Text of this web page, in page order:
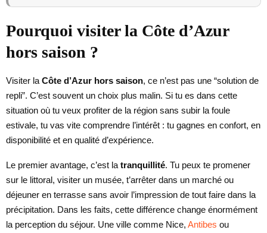
Pourquoi visiter la Côte d’Azur
hors saison ?
Visiter la Côte d’Azur hors saison, ce n’est pas une “solution de
repli”. C’est souvent un choix plus malin. Si tu es dans cette
situation où tu veux profiter de la région sans subir la foule
estivale, tu vas vite comprendre l’intérêt : tu gagnes en confort, en
disponibilité et en qualité d’expérience.
Le premier avantage, c’est la tranquillité. Tu peux te promener
sur le littoral, visiter un musée, t’arrêter dans un marché ou
déjeuner en terrasse sans avoir l’impression de tout faire dans la
précipitation. Dans les faits, cette différence change énormément
la perception du séjour. Une ville comme Nice, Antibes ou